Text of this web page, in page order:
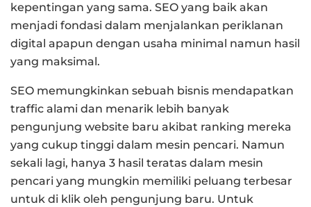
kepentingan yang sama. SEO yang baik akan
menjadi fondasi dalam menjalankan periklanan
digital apapun dengan usaha minimal namun hasil
yang maksimal.
SEO memungkinkan sebuah bisnis mendapatkan
traffic alami dan menarik lebih banyak
pengunjung website baru akibat ranking mereka
yang cukup tinggi dalam mesin pencari. Namun
sekali lagi, hanya 3 hasil teratas dalam mesin
pencari yang mungkin memiliki peluang terbesar
untuk di klik oleh pengunjung baru. Untuk